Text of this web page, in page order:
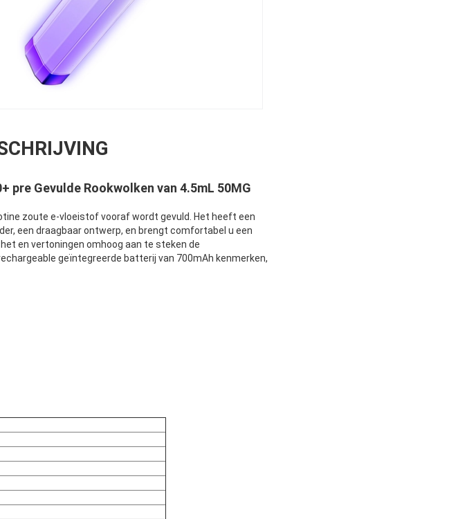
pre Gevulde Rookwolken van 4.5mL 50MG
zoute e-vloeistof vooraf wordt gevuld. Het heeft een
een draagbaar ontwerp, en brengt comfortabel u een
en vertoningen omhoog aan te steken de
geïntegreerde batterij van 700mAh kenmerken,